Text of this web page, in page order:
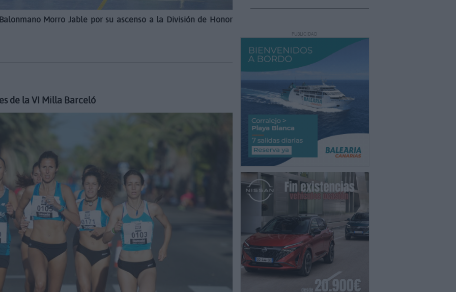
Morro Jable por su ascenso a la División de Honor
de la VI Milla Barceló
PUBLICIDAD